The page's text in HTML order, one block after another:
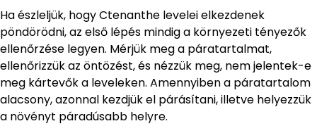
Ha észleljük, hogy Ctenanthe levelei elkezdenek
pöndörödni, az első lépés mindig a környezeti tényezők
ellenőrzése legyen. Mérjük meg a páratartalmat,
ellenőrizzük az öntözést, és nézzük meg, nem jelentek-e
meg kártevők a leveleken. Amennyiben a páratartalom
alacsony, azonnal kezdjük el párásítani, illetve helyezzük
a növényt páradúsabb helyre.